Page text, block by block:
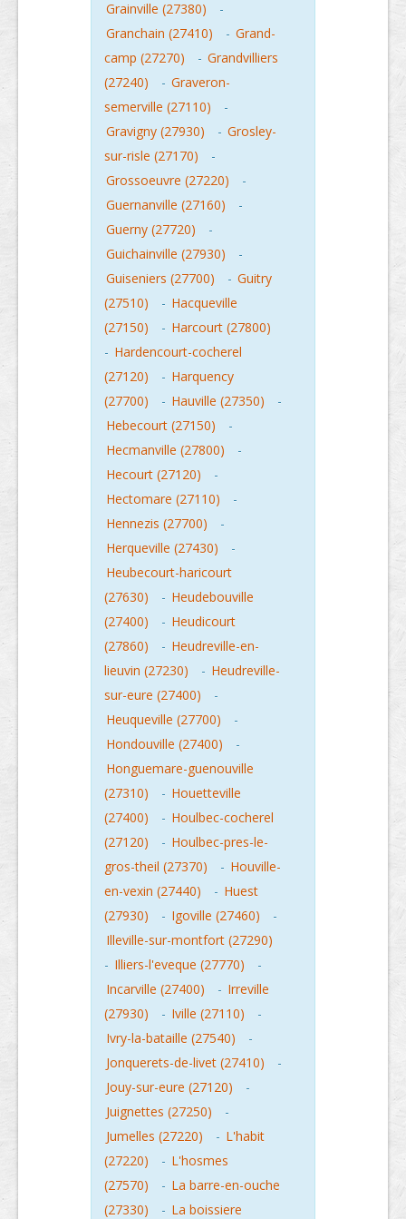
Grainville (27380)
-
Granchain (27410)
- Grand-
camp (27270)
- Grandvilliers
(27240)
- Graveron-
semerville (27110)
-
Gravigny (27930)
- Grosley-
sur-risle (27170)
-
Grossoeuvre (27220)
-
Guernanville (27160)
-
Guerny (27720)
-
Guichainville (27930)
-
Guiseniers (27700)
- Guitry
(27510)
- Hacqueville
(27150)
- Harcourt (27800)
- Hardencourt-cocherel
(27120)
- Harquency
(27700)
- Hauville (27350)
-
Hebecourt (27150)
-
Hecmanville (27800)
-
Hecourt (27120)
-
Hectomare (27110)
-
Hennezis (27700)
-
Herqueville (27430)
-
Heubecourt-haricourt
(27630)
- Heudebouville
(27400)
- Heudicourt
(27860)
- Heudreville-en-
lieuvin (27230)
- Heudreville-
sur-eure (27400)
-
Heuqueville (27700)
-
Hondouville (27400)
-
Honguemare-guenouville
(27310)
- Houetteville
(27400)
- Houlbec-cocherel
(27120)
- Houlbec-pres-le-
gros-theil (27370)
- Houville-
en-vexin (27440)
- Huest
(27930)
- Igoville (27460)
-
Illeville-sur-montfort (27290)
- Illiers-l'eveque (27770)
-
Incarville (27400)
- Irreville
(27930)
- Iville (27110)
-
Ivry-la-bataille (27540)
-
Jonquerets-de-livet (27410)
-
Jouy-sur-eure (27120)
-
Juignettes (27250)
-
Jumelles (27220)
- L'habit
(27220)
- L'hosmes
(27570)
- La barre-en-ouche
(27330)
- La boissiere